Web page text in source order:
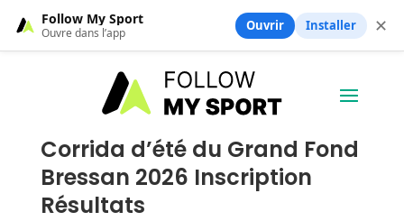
Corrida d’été du Grand Fond
Bressan 2026 Inscription
Résultats
Follow My Sport
Ouvre dans l’app Ouvrir Installer ✕